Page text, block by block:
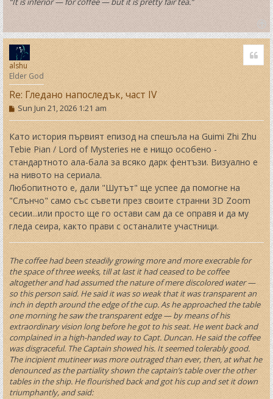
T
o
p
alshu
Elder God
Re: Гледано напоследък, част IV
P
o
s
t
Sun Jun 21, 2026 1:21 am
Като история първият епизод на спешъла на Guimi Zhi Zhu
Tebie Pian / Lord of Mysteries не е нищо особено -
стандартното ала-бала за всяко дарк фентъзи. Визуално е
на нивото на сериала.
Любопитното е, дали "Шутът" ще успее да помогне на
"Слънчо" само със съвети през своите странни 3D Zoom
сесии...или просто ще го остави сам да се оправя и да му
гледа сеира, както прави с останалите участници.
The coffee had been steadily growing more and more execrable for
the space of three weeks, till at last it had ceased to be coffee
altogether and had assumed the nature of mere discolored water —
so this person said. He said it was so weak that it was transparent an
inch in depth around the edge of the cup. As he approached the table
one morning he saw the transparent edge — by means of his
extraordinary vision long before he got to his seat. He went back and
complained in a high-handed way to Capt. Duncan. He said the coffee
was disgraceful. The Captain showed his. It seemed tolerably good.
The incipient mutineer was more outraged than ever, then, at what he
denounced as the partiality shown the captain’s table over the other
tables in the ship. He flourished back and got his cup and set it down
triumphantly, and said: